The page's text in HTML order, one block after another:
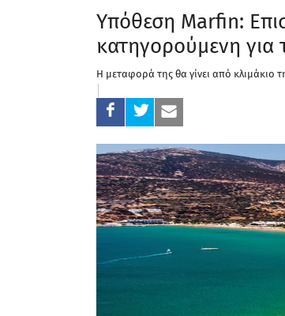
Υπόθεση Marfin:
κατηγορούμενη για
Η μεταφορά της θα γίνει από κλιμάκιο